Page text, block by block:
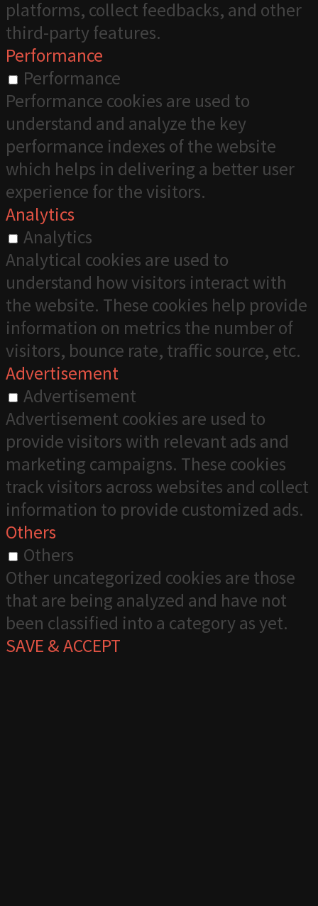
platforms, collect feedbacks, and other
third-party features.
Performance
Performance
Performance cookies are used to
understand and analyze the key
performance indexes of the website
which helps in delivering a better user
experience for the visitors.
Analytics
Analytics
Analytical cookies are used to
understand how visitors interact with
the website. These cookies help provide
information on metrics the number of
visitors, bounce rate, traffic source, etc.
Advertisement
Advertisement
Advertisement cookies are used to
provide visitors with relevant ads and
marketing campaigns. These cookies
track visitors across websites and collect
information to provide customized ads.
Others
Others
Other uncategorized cookies are those
that are being analyzed and have not
been classified into a category as yet.
SAVE & ACCEPT